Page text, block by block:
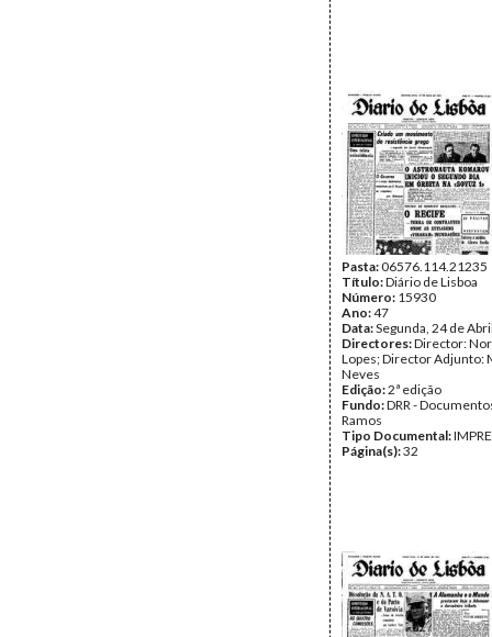
Pasta:06576.114.21235
Título:Diário de Lisboa
Número: 15930
Ano:47
Data:Segunda, 24 de
Directores:Director:
Lopes; Director Adjunto:
Neves
Edição:2ª edição
Fundo:DRR -
Ramos
Tipo Documental:
Página(s):32